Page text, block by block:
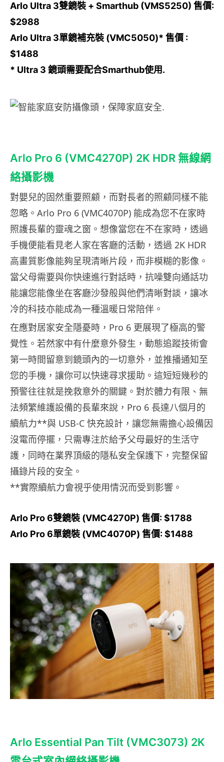
Arlo Ultra 3雙鏡裝 + Smarthub (VMS5250) 售價:
$2988
Arlo Ultra 3單鏡補充裝 (VMC5050)* 售價 :
$1488
* Ultra 3 鏡頭需要配合Smarthub使用.
Arlo Pro 6 (VMC4270P) 2K HDR 無線網
絡攝影機
對嬰兒的固然重要照顧，而對長者的照顧同樣不能
忽略。Arlo Pro 6 (VMC4070P) 能成為您不在家時
照護長輩的靈魂之窗。想像當您在不在家時，透過
手機便能看見老人家在客廳的活動，透過 2K HDR
高畫質影像能夠呈現清晰片段，而非模糊的影像。
當父母需要與你快速進行對話時，抗噪雙向通話功
能讓您能像坐在客廳沙發般與他們清晰對談，讓冰
冷的科技亦能成為一種溫暖日常陪伴。
在應對居家安全隱憂時，Pro 6 更展現了極高的警
覺性。若然家中有什麼意外發生，動態追蹤技術會
第一時間留意到鏡頭內的一切意外，並推播通知至
您的手機，讓你可以快速尋求援助。這短短幾秒的
預警往往就是挽救意外的關鍵。對於體力有限、無
法頻繁維護設備的長輩來說，Pro 6 長達八個月的
續航力**與 USB-C 快充設計，讓您無需擔心設備因
沒電而停擺，只需專注於給予父母最好的生活守
護，同時在業界頂級的隱私安全保護下，完整保留
攝錄片段的安全。
**實際續航力會視乎使用情況而受到影響。
Arlo Pro 6雙鏡裝 (VMC4270P) 售價: $1788
Arlo Pro 6單鏡裝 (VMC4070P) 售價: $1488
Arlo Essential Pan Tilt (VMC3073) 2K